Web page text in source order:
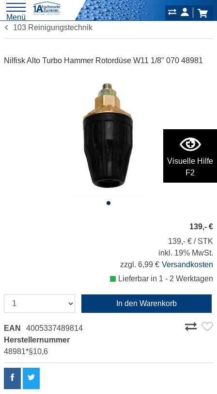
Visuelle Hilfe
F2
Menü
103 Reinigungstechnik
Nilfisk Alto Turbo Hammer Rotordüse W11 1/8" 070 48981
139,- €
139,- € / STK
inkl. 19% MwSt.
zzgl. 6,99 € Versandkosten
Lieferbar in 1 - 2 Werktagen
In den Warenkorb
EAN
4005337489814
Herstellernummer
48981*§10,6